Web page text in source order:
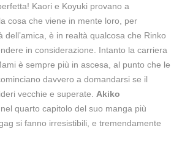
Kaori e Koyuki provano a
cosa che viene in mente loro, per
dell’amica, è in realtà qualcosa che Rinko
in considerazione. Intanto la carriera
è sempre più in ascesa, al punto che le
davvero a domandarsi se il
vecchie e superate. Akiko
quarto capitolo del suo manga più
si fanno irresistibili, e tremendamente